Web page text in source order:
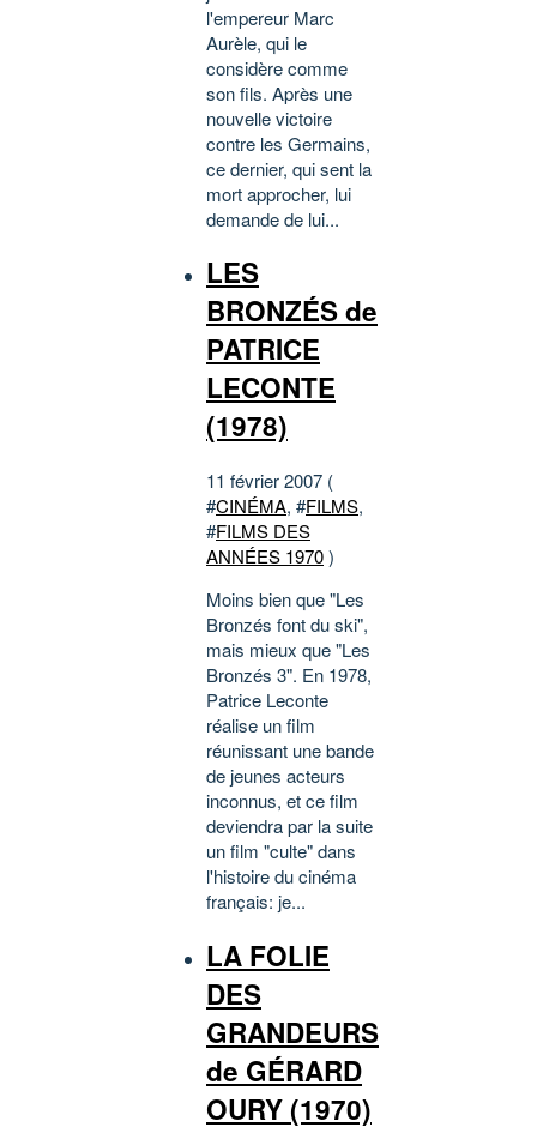
l'empereur Marc
Aurèle, qui le
considère comme
son fils. Après une
nouvelle victoire
contre les Germains,
ce dernier, qui sent la
mort approcher, lui
demande de lui...
LES
BRONZÉS de
PATRICE
LECONTE
(1978)
11 février 2007 (
#CINÉMA, #FILMS,
#FILMS DES
ANNÉES 1970)
Moins bien que "Les
Bronzés font du ski",
mais mieux que "Les
Bronzés 3". En 1978,
Patrice Leconte
réalise un film
réunissant une bande
de jeunes acteurs
inconnus, et ce film
deviendra par la suite
un film "culte" dans
l'histoire du cinéma
français: je...
LA FOLIE
DES
GRANDEURS
de GÉRARD
OURY (1970)